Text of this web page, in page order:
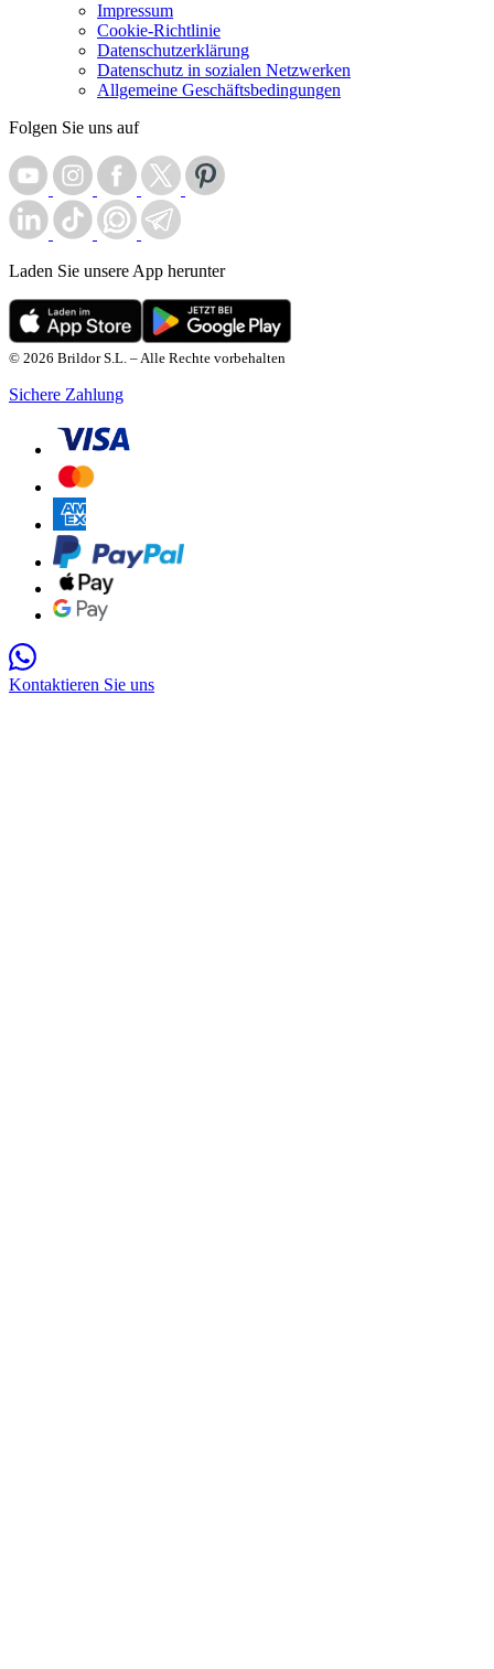
Impressum
Cookie-Richtlinie
Datenschutzerklärung
Datenschutz in sozialen Netzwerken
Allgemeine Geschäftsbedingungen
Folgen Sie uns auf
Laden Sie unsere App herunter
© 2026 Brildor S.L. – Alle Rechte vorbehalten
Sichere Zahlung
Kontaktieren Sie uns